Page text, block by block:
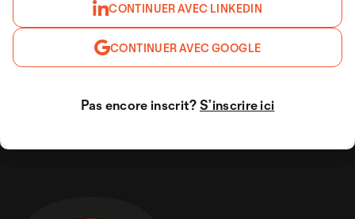
CONTINUER AVEC LINKEDIN
CONTINUER AVEC GOOGLE
Pas encore inscrit?S’inscrire ici